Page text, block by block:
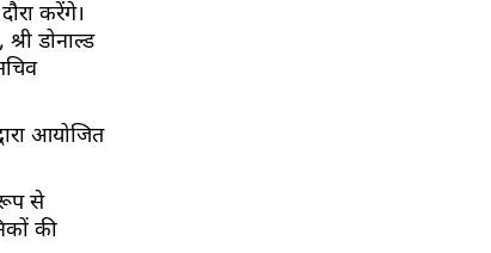
करेंगे।
डोनाल्ड
आयोजित
रूप से
की